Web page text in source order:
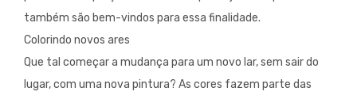
também são bem-vindos para essa finalidade.
Colorindo novos ares
Que tal começar a mudança para um novo lar, sem sair do
lugar, com uma nova pintura? As cores fazem parte das